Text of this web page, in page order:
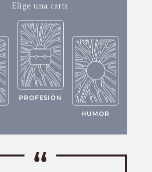
Elige una carta
PROFESIÓN
HUMOR